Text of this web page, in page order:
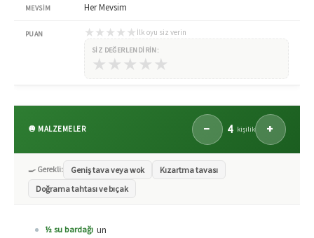
MEVSIM Her Mevsim
PUAN ★ ★ ★ ★ ★ İlk oyu siz verin
SIZ DEĞERLENDIRIN:
★ ★ ★ ★ ★
🧅 MALZEMELER − 4 kişilik +
🍳 Gerekli: Geniş tava veya wok
Kızartma tavası
Doğrama tahtası ve bıçak
½ su bardağı un